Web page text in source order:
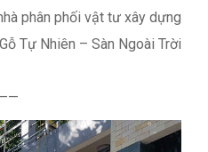
phân phối vật tư xây dựng
Tự Nhiên – Sàn Ngoài Trời